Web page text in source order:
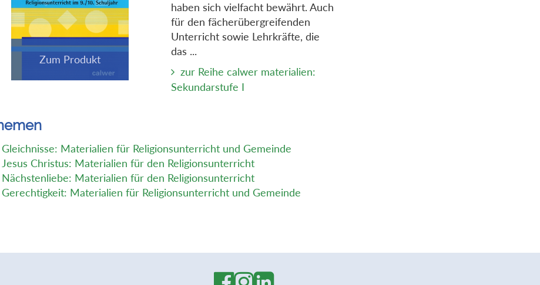
haben sich vielfacht bewährt. Auch
für den fächerübergreifenden
Unterricht sowie Lehrkräfte, die
das ...
zur Reihe calwer materialien:
Sekundarstufe I
Gleichnisse: Materialien für Religionsunterricht und Gemeinde
Jesus Christus: Materialien für den Religionsunterricht
Nächstenliebe: Materialien für den Religionsunterricht
Gerechtigkeit: Materialien für Religionsunterricht und Gemeinde